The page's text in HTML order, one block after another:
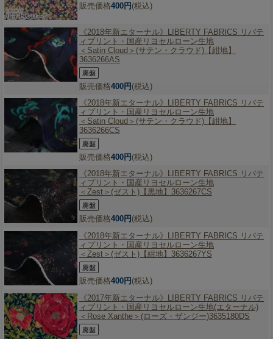
販売価格400円(税込)
《2018年新エターナル》 LIBERTY FABRICS リバテ
ィプリント・国産リヨセルローン生地
＜Satin Cloud＞(サテン・クラウド)【紺地】
3636266AS
販売価格400円(税込)
《2018年新エターナル》 LIBERTY FABRICS リバテ
ィプリント・国産リヨセルローン生地
＜Satin Cloud＞(サテン・クラウド)【紺地】
3636266CS
販売価格400円(税込)
《2018年新エターナル》 LIBERTY FABRICS リバテ
ィプリント・国産リヨセルローン生地
＜Zest＞(ゼスト)【黒地】3636267CS
販売価格400円(税込)
《2018年新エターナル》 LIBERTY FABRICS リバテ
ィプリント・国産リヨセルローン生地
＜Zest＞(ゼスト)【紺地】3636267YS
販売価格400円(税込)
《2017年新エターナル》 LIBERTY FABRICS リバテ
ィプリント・国産リヨセルローン生地(エターナル)
＜Rose Xanthe＞(ローズ・ザンジー)3635180DS